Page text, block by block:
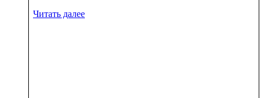
Читать далее